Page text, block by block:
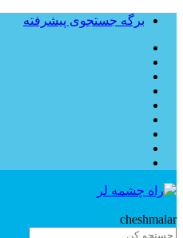
برگه جستجوی پیشرفته
cheshmalar